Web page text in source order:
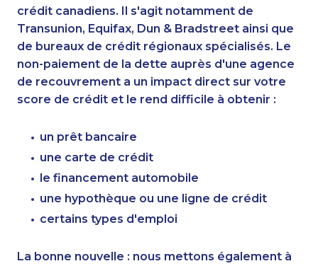
crédit canadiens. Il s'agit notamment de
Transunion, Equifax, Dun & Bradstreet ainsi que
de bureaux de crédit régionaux spécialisés. Le
non-paiement de la dette auprès d'une agence
de recouvrement a un impact direct sur votre
score de crédit et le rend difficile à obtenir :
un prêt bancaire
une carte de crédit
le financement automobile
une hypothèque ou une ligne de crédit
certains types d'emploi
La bonne nouvelle : nous mettons également à